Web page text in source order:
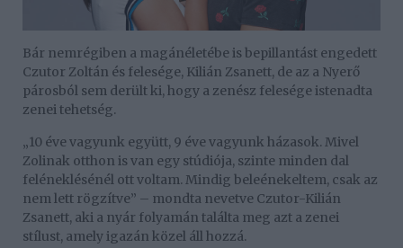
Bár nemrégiben a magánéletébe is bepillantást engedett
Czutor Zoltán és felesége, Kilián Zsanett, de az a Nyerő
párosból sem derült ki, hogy a zenész felesége istenadta
zenei tehetség.
„10 éve vagyunk együtt, 9 éve vagyunk házasok. Mivel
Zolinak otthon is van egy stúdiója, szinte minden dal
feléneklésénél ott voltam. Mindig beleénekeltem, csak az
nem lett rögzítve” – mondta nevetve Czutor-Kilián
Zsanett, aki a nyár folyamán találta meg azt a zenei
stílust, amely igazán közel áll hozzá.